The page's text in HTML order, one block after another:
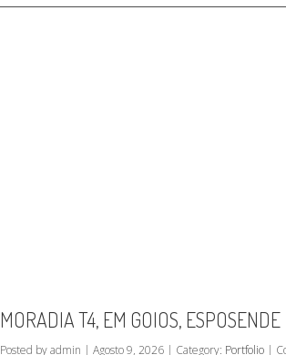
MORADIA T4, EM GOIOS, ESPOSENDE
Posted by admin | Agosto 9, 2026 | Category: Portfolio |